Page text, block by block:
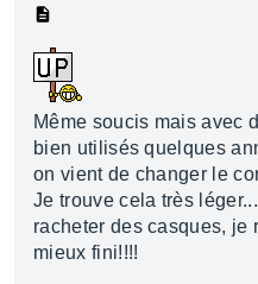
Même soucis mais avec
bien utilisés quelques
on vient de changer le
Je trouve cela très
racheter des casques, je
mieux fini!!!!